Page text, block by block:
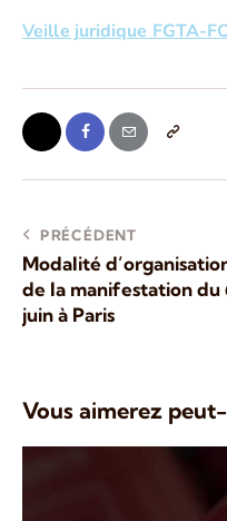
Veille juridique FGTA-
PRÉCÉDENT
Modalité
de la manifestation du
juin à Paris
Vous aimerez